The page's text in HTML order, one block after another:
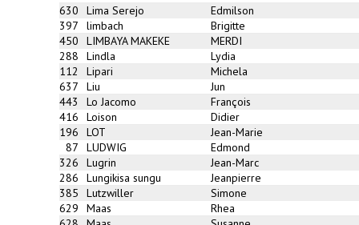
630
Lima Serejo
Edmilson
397
limbach
Brigitte
450
LIMBAYA MAKEKE
MERDI
288
Lindla
Lydia
112
Lipari
Michela
637
Liu
Jun
443
Lo Jacomo
François
416
Loison
Didier
196
LOT
Jean-Marie
87
LUDWIG
Edmond
326
Lugrin
Jean-Marc
286
Lungikisa sungu
Jeanpierre
385
Lutzwiller
Simone
629
Maas
Rhea